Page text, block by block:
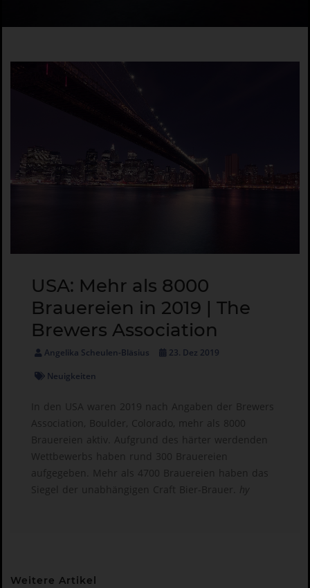
USA: Mehr als 8000
Brauereien in 2019 | The
Brewers Association
Angelika Scheulen-Bläsius
23. Dez 2019
Neuigkeiten
In den USA waren 2019 nach Angaben der Brewers
Association, Boulder, Colorado, mehr als 8000
Brauereien aktiv. Aufgrund des härter werdenden
Wettbewerbs haben rund 300 Brauereien
aufgegeben. Mehr als 4700 Brauereien haben das
Siegel der unabhängigen Craft Bier-Brauer. hy
Weitere Artikel